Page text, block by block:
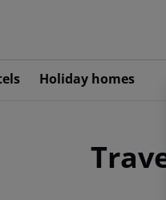
Holiday homes